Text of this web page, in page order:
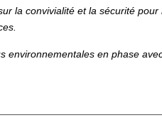
la convivialité et la sécurité
environnementales en phase